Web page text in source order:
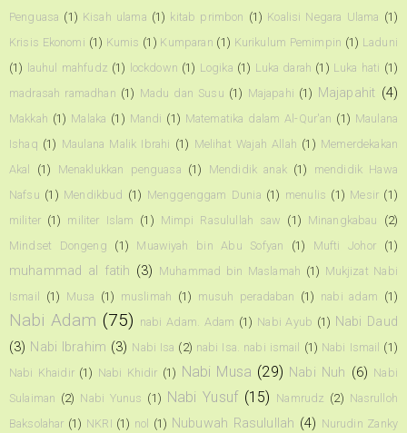
Penguasa (1) Kisah ulama (1) kitab primbon (1) Koalisi Negara Ulama (1)
Krisis Ekonomi (1) Kumis (1) Kumparan (1) Kurikulum Pemimpin (1) Laduni
(1) lauhul mahfudz (1) lockdown (1) Logika (1) Luka darah (1) Luka hati (1)
madrasah ramadhan (1) Madu dan Susu (1) Majapahi (1) Majapahit (4)
Makkah (1) Malaka (1) Mandi (1) Matematika dalam Al-Qur'an (1) Maulana
Ishaq (1) Maulana Malik Ibrahi (1) Melihat Wajah Allah (1) Memerdekakan
Akal
(1) Menaklukkan penguasa (1) Mendidik anak (1)
mendidik Hawa
Nafsu (1) Mendikbud (1) Menggenggam Dunia (1) menulis (1) Mesir (1)
militer (1) militer Islam (1) Mimpi Rasulullah saw (1) Minangkabau
(2)
Mindset Dongeng
(1) Muawiyah bin Abu Sofyan (1) Mufti Johor (1)
muhammad al fatih (3) Muhammad bin Maslamah (1) Mukjizat Nabi
Ismail
(1) Musa (1) muslimah (1) musuh peradaban (1) nabi adam (1)
Nabi Adam (75) nabi Adam. Adam (1) Nabi Ayub (1) Nabi Daud
(3) Nabi Ibrahim (3) Nabi Isa (2) nabi Isa. nabi ismail (1) Nabi Ismail (1)
Nabi Khaidir (1) Nabi Khidir (1) Nabi Musa (29) Nabi Nuh (6) Nabi
Sulaiman (2) Nabi Yunus (1) Nabi Yusuf (15) Namrudz (2) Nasrulloh
Baksolahar (1) NKRI (1) nol (1) Nubuwah Rasulullah (4) Nurudin Zanky